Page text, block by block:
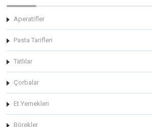
Aperatifler
Pasta Tarifleri
Tatlılar
Çorbalar
Et Yemekleri
Börekler